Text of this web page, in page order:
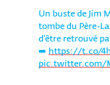
Un buste de Jim
tombe du Père-
d'être retrouvé
➡️ https://t.co/
pic.twitter.com/